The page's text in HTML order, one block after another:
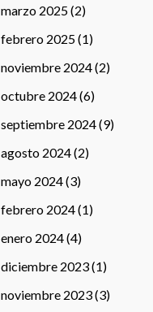
marzo 2025(2)
febrero 2025(1)
noviembre 2024(2)
octubre 2024(6)
septiembre 2024(9)
agosto 2024(2)
mayo 2024(3)
febrero 2024(1)
enero 2024(4)
diciembre 2023(1)
noviembre 2023(3)